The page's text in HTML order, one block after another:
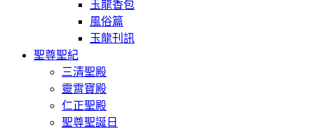
玉龍香包
風俗篇
玉龍刊訊
聖尊聖紀
三清聖殿
靈霄寶殿
仁正聖殿
聖尊聖誕日